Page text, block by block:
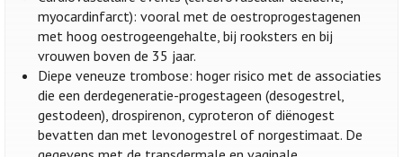
myocardinfarct): vooral met de oestroprogestagenen
met hoog oestrogeengehalte, bij rooksters en bij
vrouwen boven de 35 jaar.
Diepe veneuze trombose: hoger risico met de associaties
die een derdegeneratie-progestageen (desogestrel,
gestodeen), drospirenon, cyproteron of diënogest
bevatten dan met levonogestrel of norgestimaat. De